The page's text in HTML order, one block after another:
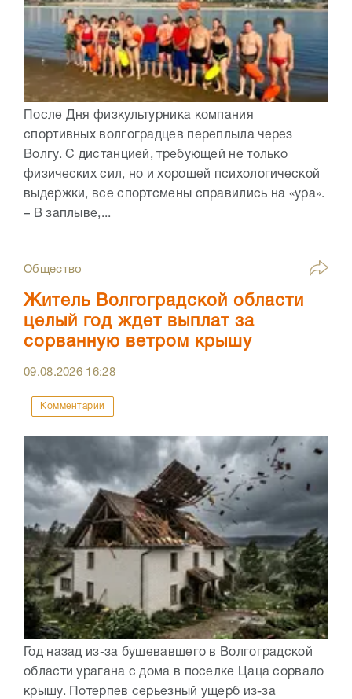
После Дня физкультурника компания
спортивных волгоградцев переплыла через
Волгу. С дистанцией, требующей не только
физических сил, но и хорошей психологической
выдержки, все спортсмены справились на «ура».
– В заплыве,...
Общество
Житель Волгоградской области
целый год ждет выплат за
сорванную ветром крышу
09.08.2026 16:28
Комментарии
Год назад из-за бушевавшего в Волгоградской
области урагана с дома в поселке Цаца сорвало
крышу. Потерпев серьезный ущерб из-за